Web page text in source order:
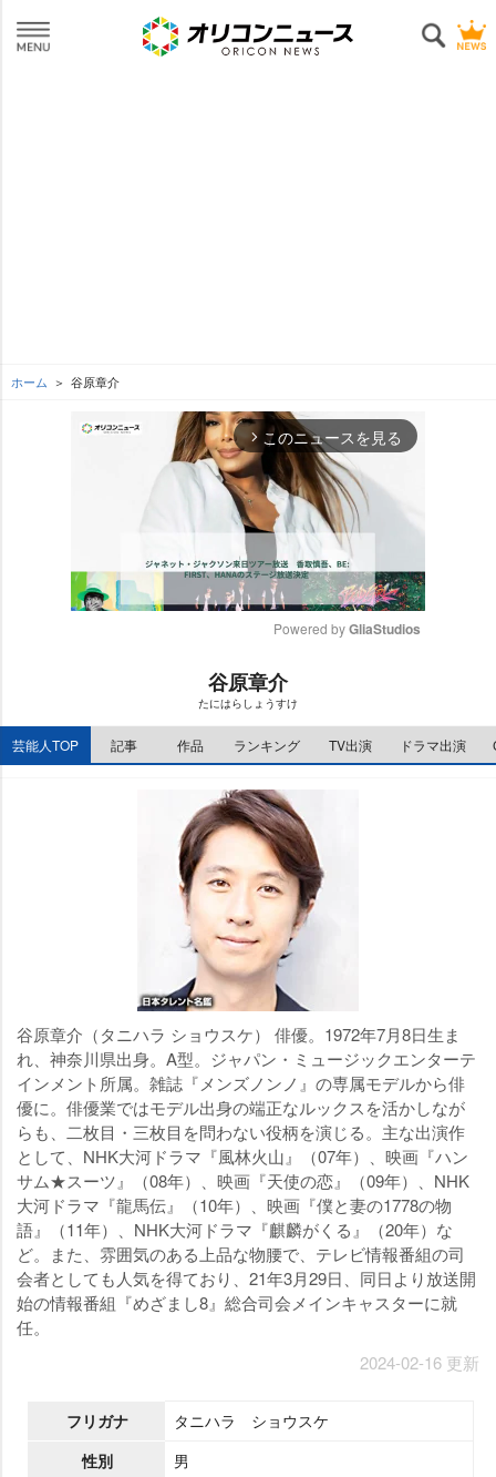
ホーム 谷原章介
arrow_forward_ios このニュースを見る
e
Powered by GliaStudios
谷原章介
たにはらしょうすけ
芸能人TOP 記事 作品 ランキング TV出演 ドラマ出演
谷原章介（タニハラ ショウスケ） 俳優。1972年7月8日生ま
れ、神奈川県出身。A型。ジャパン・ミュージックエンターテ
インメント所属。雑誌『メンズノンノ』の専属モデルから俳
優に。俳優業ではモデル出身の端正なルックスを活かしなが
らも、二枚目・三枚目を問わない役柄を演じる。主な出演作
として、NHK大河ドラマ『風林火山』（07年）、映画『ハン
サム★スーツ』（08年）、映画『天使の恋』（09年）、NHK
大河ドラマ『龍馬伝』（10年）、映画『僕と妻の1778の物
語』（11年）、NHK大河ドラマ『麒麟がくる』（20年）な
ど。また、雰囲気のある上品な物腰で、テレビ情報番組の司
会者としても人気を得ており、21年3月29日、同日より放送開
始の情報番組『めざまし8』総合司会メインキャスターに就
任。
2024-02-16 更新
フリガナ
タニハラ ショウスケ
性別
男